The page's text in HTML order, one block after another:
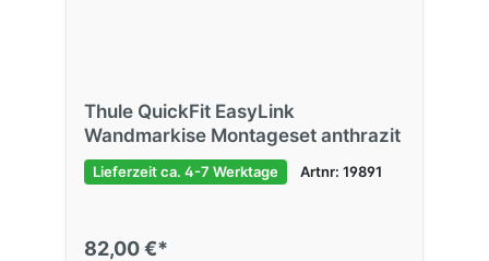
Thule QuickFit EasyLink
Wandmarkise Montageset anthrazit
Lieferzeit ca. 4-7 Werktage Artnr: 19891
82,00 €*